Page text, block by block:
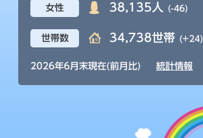
女性 38,135人 (-46)
世帯数 34,738世帯 (+24)
2026年6月末現在(前月比) 統計情報